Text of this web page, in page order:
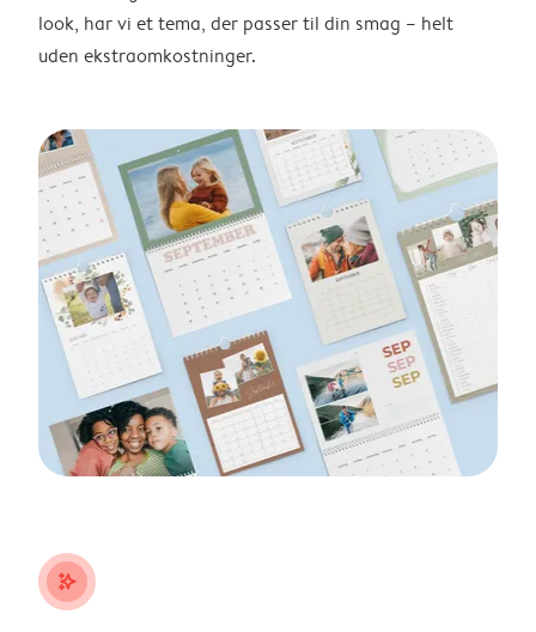
look, har vi et tema, der passer til din smag – helt
uden ekstraomkostninger.
stars_plus